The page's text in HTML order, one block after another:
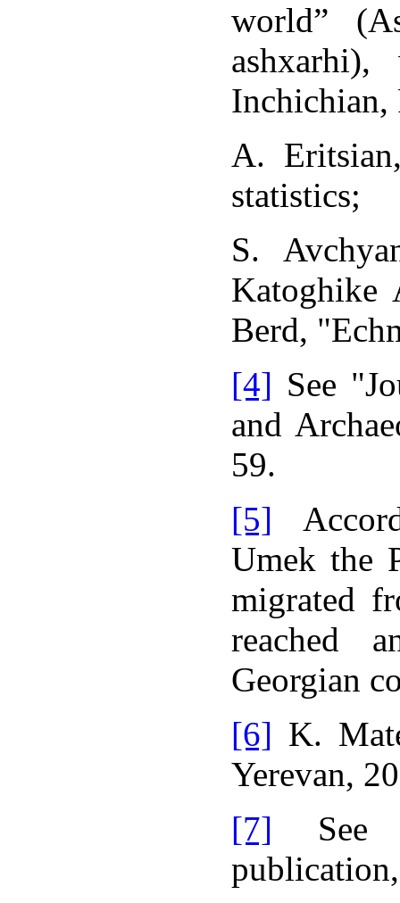
world”
Inchichian,
A.
statistics;
S.
Katoghike
Berd,
[4] See
and
59.
[5]
Umek the
migrated
reached
Georgian
[6] K.
Yerevan,
[7] See